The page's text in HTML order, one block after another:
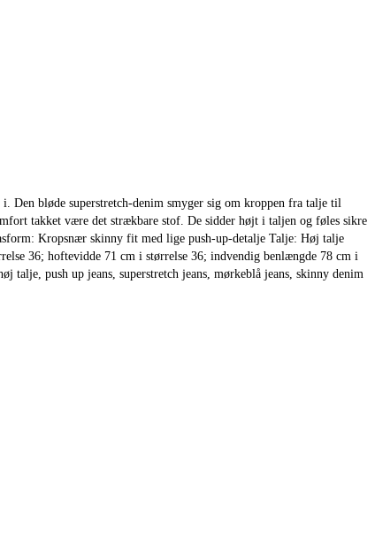
Den bløde superstretch-denim smyger sig om kroppen fra talje til
takket være det strækbare stof. De sidder højt i taljen og føles sikre
Kropsnær skinny fit med lige push-up-detalje Talje: Høj talje
36; hoftevidde 71 cm i størrelse 36; indvendig benlængde 78 cm i
talje, push up jeans, superstretch jeans, mørkeblå jeans, skinny denim